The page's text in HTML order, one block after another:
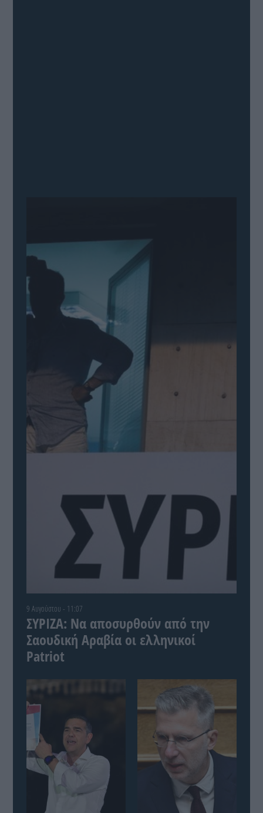
9 Αυγούστου - 11:07
ΣΥΡΙΖΑ: Να αποσυρθούν από την
Σαουδική Αραβία οι ελληνικοί
Patriot